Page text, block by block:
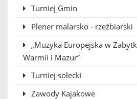
Turniej Gmin
Plener malarsko - rzeźbiarski
„Muzyka Europejska w
Warmii i Mazur”
Turniej sołecki
Zawody Kajakowe